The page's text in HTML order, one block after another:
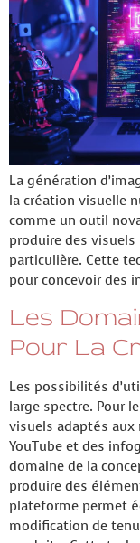
La génération
la création visuelle
comme un outil
produire des
particulière. Cette
pour concevoir des
Les
Pour La
Les possibilités
large spectre. Pour
visuels adaptés aux
YouTube et des
domaine de la
produire des
plateforme permet
modification de